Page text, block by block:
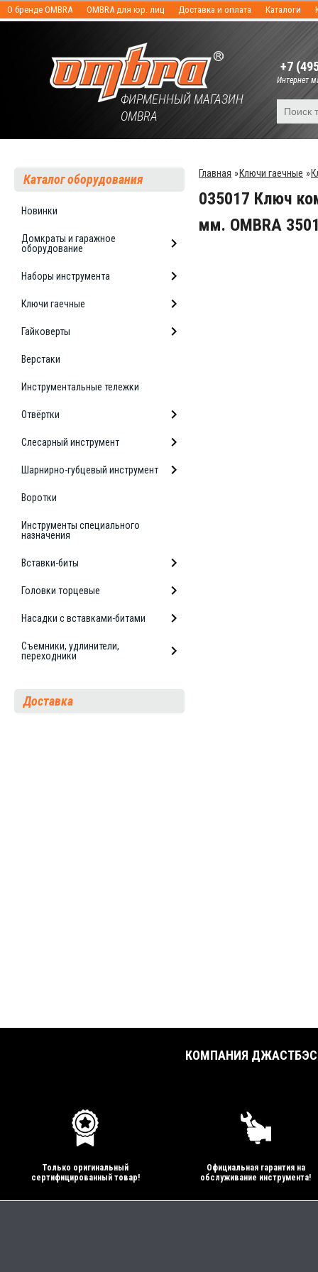
О бренде OMBRA OMBRA для юр. лиц Доставка и оплата Каталоги
ФИРМЕННЫЙ МАГАЗИН
OMBRA
+7
Интернет
Каталог оборудования
Новинки
Домкраты и гаражное
оборудование
Наборы инструмента
Ключи гаечные
Гайковерты
Верстаки
Инструментальные тележки
Отвёртки
Слесарный инструмент
Шарнирно-губцевый инструмент
Воротки
Инструменты специального
назначения
Вставки-биты
Головки торцевые
Насадки с вставками-битами
Съемники, удлинители,
переходники
Доставка
Главная »Ключи гаечные »
035017 Ключ
мм. OMBRA
КОМПАНИЯ
Только оригинальный
сертифицированный товар!
Официальная гарантия на
обслуживание инструмента!